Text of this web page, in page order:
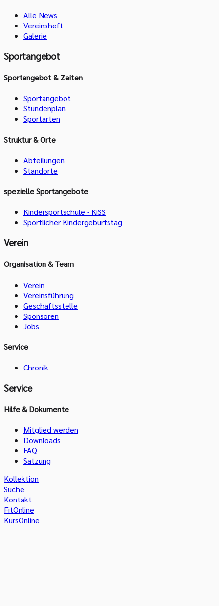
Alle News
Vereinsheft
Galerie
Sportangebot
Sportangebot & Zeiten
Sportangebot
Stundenplan
Sportarten
Struktur & Orte
Abteilungen
Standorte
spezielle Sportangebote
Kindersportschule - KiSS
Sportlicher Kindergeburtstag
Verein
Organisation & Team
Verein
Vereinsführung
Geschäftsstelle
Sponsoren
Jobs
Service
Chronik
Service
Hilfe & Dokumente
Mitglied werden
Downloads
FAQ
Satzung
Kollektion
Suche
Kontakt
FitOnline
KursOnline